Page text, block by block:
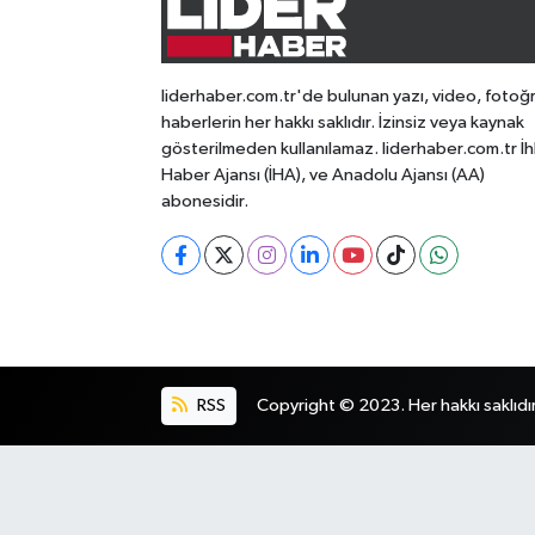
liderhaber.com.tr'de bulunan yazı, video,
haberlerin her hakkı saklıdır. İzinsiz veya kaynak
gösterilmeden kullanılamaz. liderhaber.com.tr
Haber Ajansı (İHA), ve Anadolu Ajansı (AA)
abonesidir.
RSS Copyright © 2023. Her hakkı